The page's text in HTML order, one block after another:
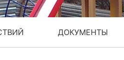
ДОКУМЕНТЫ